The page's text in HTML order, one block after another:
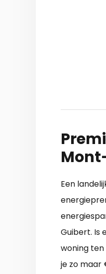
Een
Guibert. Is
woning ten
je zo maar